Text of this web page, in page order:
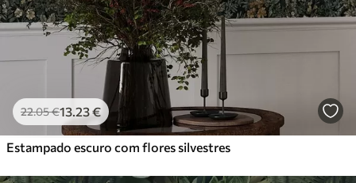
22.05€13.23€
Estampado escuro com flores silvestres